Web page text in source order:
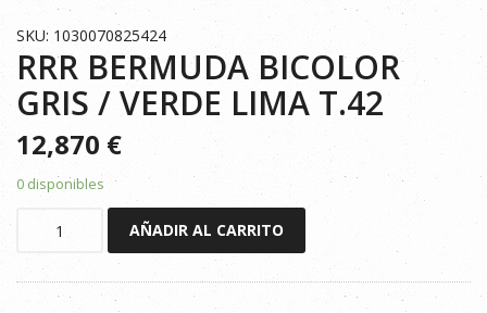
SKU: 1030070825424
RRR BERMUDA BICOLOR
GRIS / VERDE LIMA T.42
12,870 €
0 disponibles
BICOLOR
AÑADIR AL CARRITO